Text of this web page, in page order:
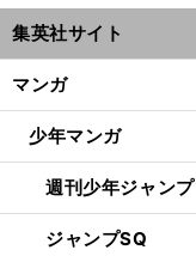
集英社サイト
マンガ
少年マンガ
週刊少年ジャンプ
ジャンプSQ